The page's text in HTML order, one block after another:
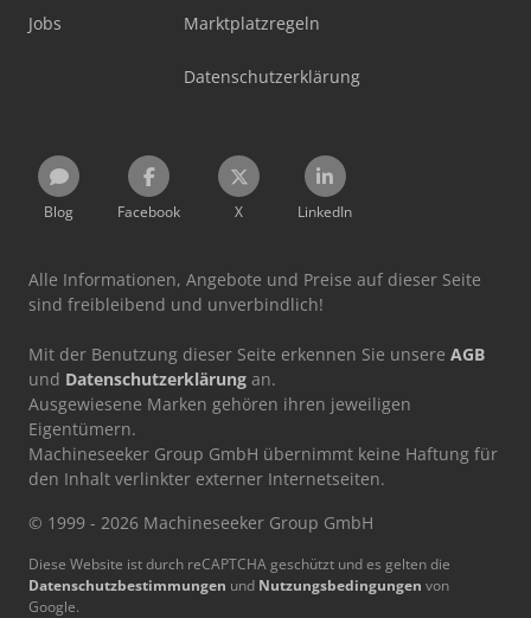
Jobs Marktplatzregeln
Datenschutzerklärung
Blog Facebook X LinkedIn
Alle Informationen, Angebote und Preise auf dieser Seite
sind freibleibend und unverbindlich!
Mit der Benutzung dieser Seite erkennen Sie unsere AGB
und Datenschutzerklärung an.
Ausgewiesene Marken gehören ihren jeweiligen
Eigentümern.
Machineseeker Group GmbH übernimmt keine Haftung für
den Inhalt verlinkter externer Internetseiten.
© 1999 - 2026 Machineseeker Group GmbH
Diese Website ist durch reCAPTCHA geschützt und es gelten die
Datenschutzbestimmungen und Nutzungsbedingungen von
Google.